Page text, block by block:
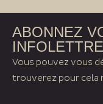
ABONNEZ
INFOLETTRE
Vous pouvez vous
trouverez pour cela